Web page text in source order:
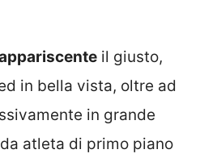
il giusto,
in bella vista, oltre ad
in grande
atleta di primo piano